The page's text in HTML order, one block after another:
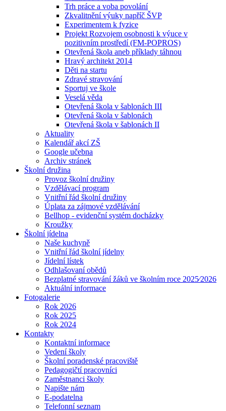
Trh práce a voba povolání
Zkvalitnění výuky napříč ŠVP
Experimentem k fyzice
Projekt Rozvojem osobnosti k výuce v
pozitivním prostředí (FM-POPROS)
Otevřená škola aneb příklady táhnou
Hravý architekt 2014
Děti na startu
Zdravé stravování
Sportuj ve škole
Veselá věda
Otevřená škola v šablonách III
Otevřená škola v šablonách
Otevřená škola v šablonách II
Aktuality
Kalendář akcí ZŠ
Google učebna
Archiv stránek
Školní družina
Provoz školní družiny
Vzdělávací program
Vnitřní řád školní družiny
Úplata za zájmové vzdělávání
Bellhop - evidenční systém docházky
Kroužky
Školní jídelna
Naše kuchyně
Vnitřní řád školní jídelny
Jídelní lístek
Odhlašovaní obědů
Bezplatné stravování žáků ve školním roce 2025⁄2026
Aktuální informace
Fotogalerie
Rok 2026
Rok 2025
Rok 2024
Kontakty
Kontaktní informace
Vedení školy
Školní poradenské pracoviště
Pedagogičtí pracovníci
Zaměstnanci školy
Napište nám
E-podatelna
Telefonní seznam